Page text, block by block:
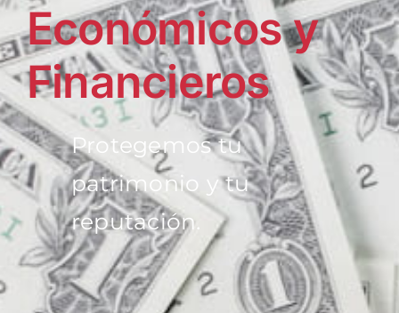
Económicos y
Financieros
Protegemos tu
patrimonio y tu
reputación.